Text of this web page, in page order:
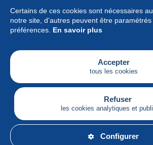
Certains de ces cookies sont nécessaires
notre site, d’autres peuvent être
préférences. En savoir plus
Accepter
tous les cookies
Refuser
les cookies analytiques et
Configurer
Actualités
Fonctionnalités
Société
Services
Articles